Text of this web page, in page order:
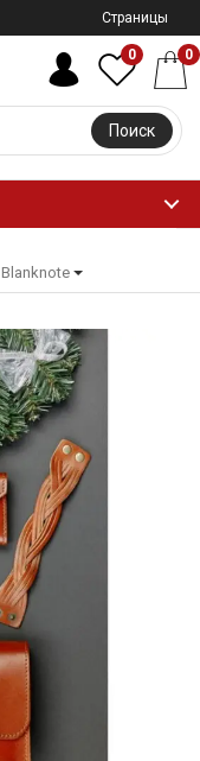
Страницы
Поиск
0 0
Blanknote